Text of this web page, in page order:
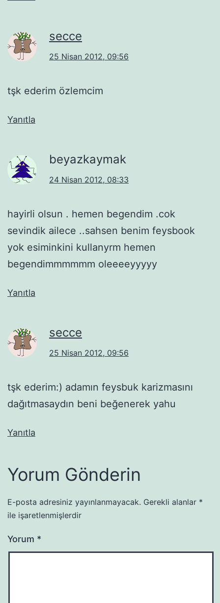
secce
25 Nisan 2012, 09:56
tşk ederim özlemcim
Yanıtla
beyazkaymak
24 Nisan 2012, 08:33
hayirli olsun . hemen begendim .cok
sevindik ailece ..sahsen benim feysbook
yok esiminkini kullanyrm hemen
begendimmmmmm oleeeeyyyyy
Yanıtla
secce
25 Nisan 2012, 09:56
tşk ederim:) adamın feysbuk karizmasını
dağıtmasaydın beni beğenerek yahu
Yanıtla
Yorum Gönderin
E-posta adresiniz yayınlanmayacak. Gerekli alanlar *
ile işaretlenmişlerdir
Yorum *